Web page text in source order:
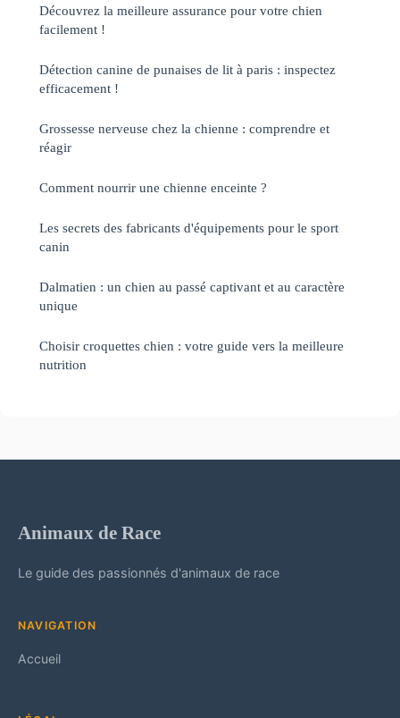
Découvrez la meilleure assurance pour votre chien
facilement !
Détection canine de punaises de lit à paris : inspectez
efficacement !
Grossesse nerveuse chez la chienne : comprendre et
réagir
Comment nourrir une chienne enceinte ?
Les secrets des fabricants d'équipements pour le sport
canin
Dalmatien : un chien au passé captivant et au caractère
unique
Choisir croquettes chien : votre guide vers la meilleure
nutrition
Animaux de Race
Le guide des passionnés d'animaux de race
NAVIGATION
Accueil